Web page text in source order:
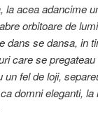
la acea adancime
orbitoare de
dans se dansa, in
care se
un fel de loji,
domni eleganti,